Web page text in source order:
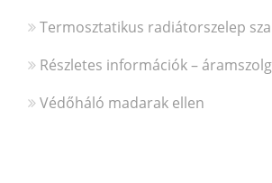
Termosztatikus radiátorszelep
Részletes információk –
Védőháló madarak ellen